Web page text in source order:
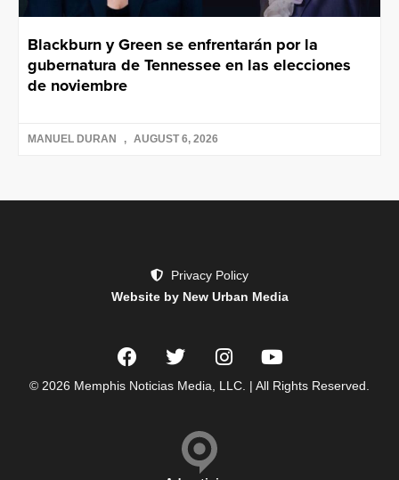
Blackburn y Green se enfrentarán por la
gubernatura de Tennessee en las elecciones
de noviembre
MANUEL DURAN AUGUST 6, 2026
Privacy Policy
Website by New Urban Media
© 2026 Memphis Noticias Media, LLC. | All Rights Reserved.